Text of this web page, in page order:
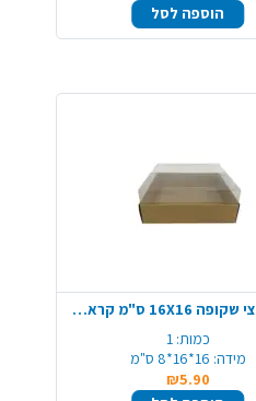
הוספה לסל
קופסה חצי שקופה 16X16 ס"מ קראפט - קטן
כמות: 1
מידה: 16*16*8 ס"מ
₪5.90